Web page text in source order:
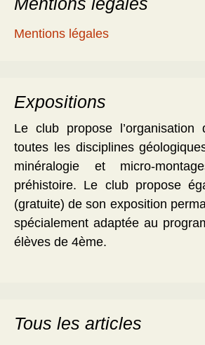
Mentions légales
Expositions
Le club propose l’organisation
toutes les disciplines
minéralogie et micro-
préhistoire. Le club propose
(gratuite) de son exposition
spécialement adaptée au
élèves de 4ème.
Tous les articles